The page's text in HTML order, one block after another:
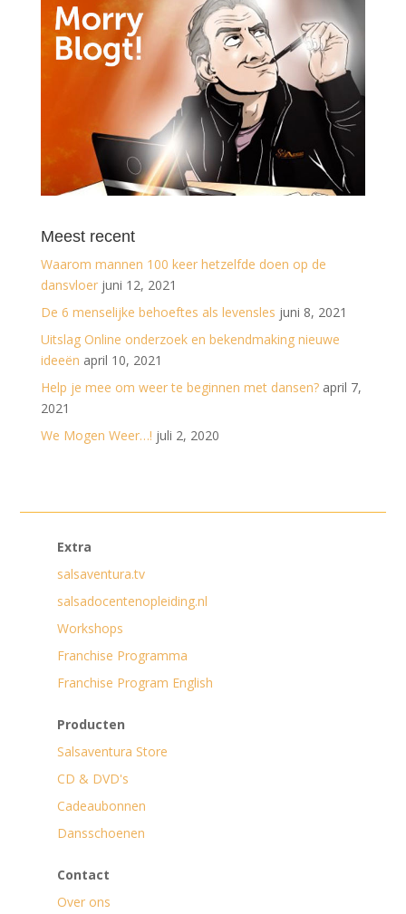
Meest recent
Waarom mannen 100 keer hetzelfde doen op de
dansvloer juni 12, 2021
De 6 menselijke behoeftes als levensles juni 8, 2021
Uitslag Online onderzoek en bekendmaking nieuwe
ideeën april 10, 2021
Help je mee om weer te beginnen met dansen? april 7,
2021
We Mogen Weer…! juli 2, 2020
Extra
salsaventura.tv
salsadocentenopleiding.nl
Workshops
Franchise Programma
Franchise Program English
Producten
Salsaventura Store
CD & DVD's
Cadeaubonnen
Dansschoenen
Contact
Over ons